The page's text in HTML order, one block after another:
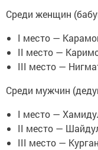
Среди женщин
I место —
II место —
III место —
Среди мужчин
I место —
II место —
III место —